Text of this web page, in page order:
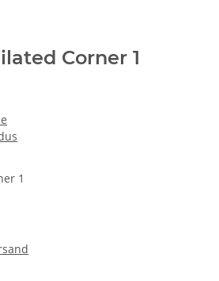
Corner 1
1